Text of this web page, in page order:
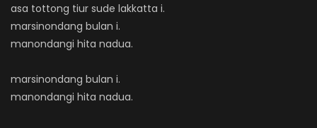
asa tottong tiur sude lakkatta i.
marsinondang bulan i.
manondangi hita nadua.
marsinondang bulan i.
manondangi hita nadua.